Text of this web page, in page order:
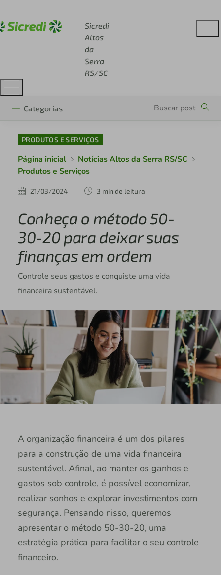
Sicredi
Altos
da
Serra
RS/SC
Categorias
PRODUTOS E SERVIÇOS
Página inicial
Notícias Altos da Serra RS/SC
Produtos e Serviços
21/03/2024 3 min de leitura
Conheça o método 50-
30-20 para deixar suas
finanças em ordem
Controle seus gastos e conquiste uma vida
financeira sustentável.
A organização financeira é um dos pilares
para a construção de uma vida financeira
sustentável. Afinal, ao manter os ganhos e
gastos sob controle, é possível economizar,
realizar sonhos e explorar investimentos com
segurança. Pensando nisso, queremos
apresentar o método 50-30-20, uma
estratégia prática para facilitar o seu controle
financeiro.